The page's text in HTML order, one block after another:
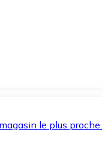
le plus proche.